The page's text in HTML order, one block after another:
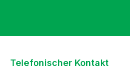
Telefonischer Kontakt